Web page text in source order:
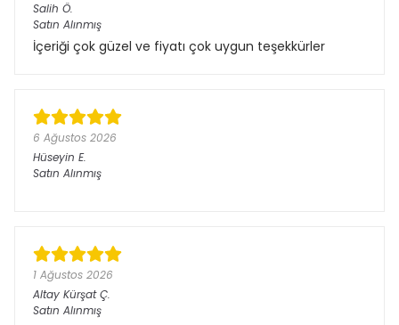
Salih Ö.
Satın Alınmış
İçeriği çok güzel ve fiyatı çok uygun teşekkürler
6 Ağustos 2026
Hüseyin E.
Satın Alınmış
1 Ağustos 2026
Altay KürşatÇ.
Satın Alınmış